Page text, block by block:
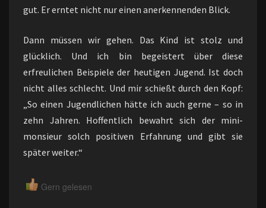
gut. Er erntet nicht nur einen anerkennenden Blick.
Dann müssen wir gehen. Das Kind ist stolz und
glücklich. Und ich bin begeistert über diese
erfreulichen Beispiele der heutigen Jugend. Ist doch
nicht alles schlecht. Und mir schießt durch den Kopf:
„So einen Jugendlichen hätte ich auch gerne – so in
zehn Jahren. Hoffentlich bewahrt sich der mini-
monsieur solch positiven Erfahrung und gibt sie
später weiter.“
Gern gelesen